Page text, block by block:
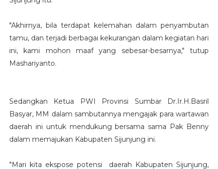
"Akhirnya, bila terdapat kelemahan dalam penyambutan
tamu, dan terjadi berbagai kekurangan dalam kegiatan hari
ini, kami mohon maaf yang sebesar-besarnya," tutup
Mashariyanto.
Sedangkan Ketua PWI Provinsi Sumbar Dr.Ir.H.Basril
Basyar, MM dalam sambutannya mengajak para wartawan
daerah ini untuk mendukung bersama sama Pak Benny
dalam memajukan Kabupaten Sijunjung ini.
"Mari kita ekspose potensi daerah Kabupaten Sijunjung,